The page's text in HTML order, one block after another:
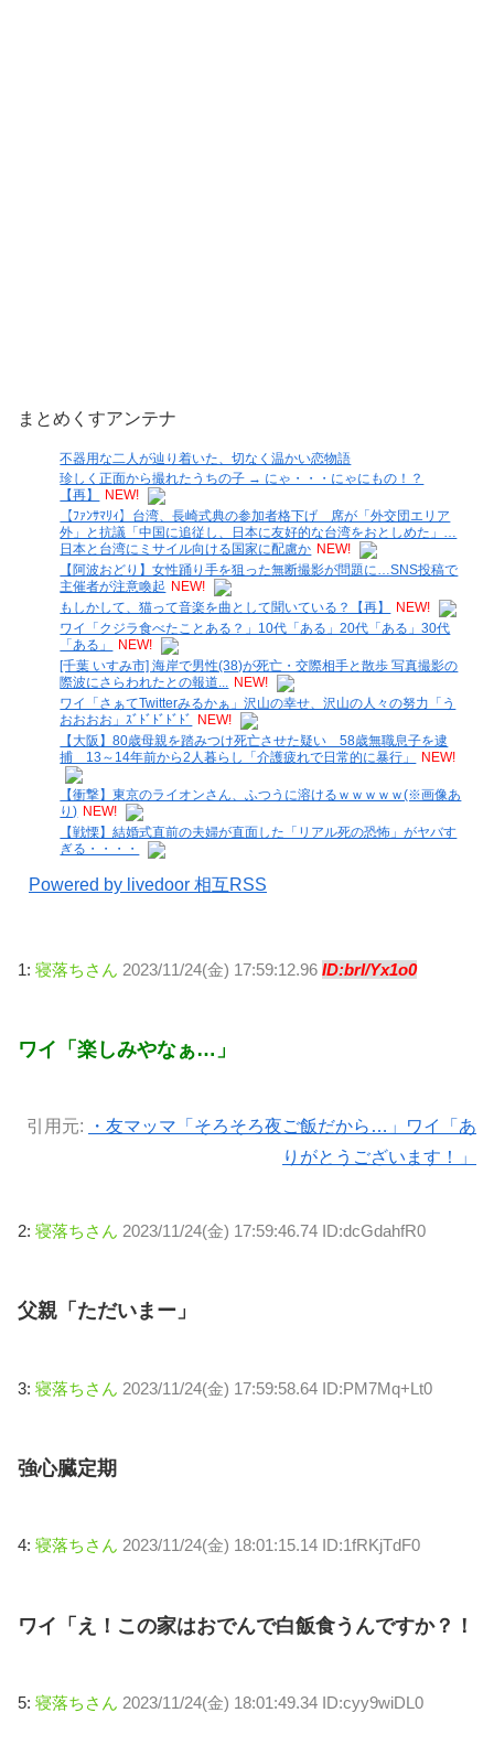
まとめくすアンテナ
不器用な二人が辿り着いた、切なく温かい恋物語
珍しく正面から撮れたうちの子 → にゃ・・・にゃにもの！？
【再】
NEW!
【ﾌｧﾝｻﾏﾘｨ】台湾、長崎式典の参加者格下げ 席が「外交団エリア
外」と抗議「中国に追従し、日本に友好的な台湾をおとしめた」…
日本と台湾にミサイル向ける国家に配慮か NEW!
【阿波おどり】女性踊り手を狙った無断撮影が問題に…SNS投稿で
主催者が注意喚起 NEW!
もしかして、猫って音楽を曲として聞いている？【再】
NEW!
ワイ「クジラ食べたことある？」10代「ある」20代「ある」30代
「ある」
NEW!
[千葉 いすみ市] 海岸で男性(38)が死亡・交際相手と散歩 写真撮影の
際波にさらわれたとの報道... NEW!
ワイ「さぁてTwitterみるかぁ」沢山の幸せ、沢山の人々の努力「う
おおおお」ｽﾞﾄﾞﾄﾞﾄﾞﾄﾞ
NEW!
【大阪】80歳母親を踏みつけ死亡させた疑い 58歳無職息子を逮
捕 13～14年前から2人暮らし「介護疲れで日常的に暴行」
NEW!
【衝撃】東京のライオンさん、ふつうに溶けるｗｗｗｗｗ(※画像あ
り) NEW!
【戦慄】結婚式直前の夫婦が直面した「リアル死の恐怖」がヤバす
ぎる・・・・
Powered by livedoor 相互RSS
1: 寝落ちさん 2023/11/24(金) 17:59:12.96 ID:brI/Yx1o0
ワイ「楽しみやなぁ…」
引用元:
・友マッマ「そろそろ夜ご飯だから…」ワイ「あ
りがとうございます！」
2: 寝落ちさん 2023/11/24(金) 17:59:46.74 ID:dcGdahfR0
父親「ただいまー」
3: 寝落ちさん 2023/11/24(金) 17:59:58.64 ID:PM7Mq+Lt0
強心臓定期
4: 寝落ちさん 2023/11/24(金) 18:01:15.14 ID:1fRKjTdF0
ワイ「え！この家はおでんで白飯食うんですか？！
5: 寝落ちさん 2023/11/24(金) 18:01:49.34 ID:cyy9wiDL0